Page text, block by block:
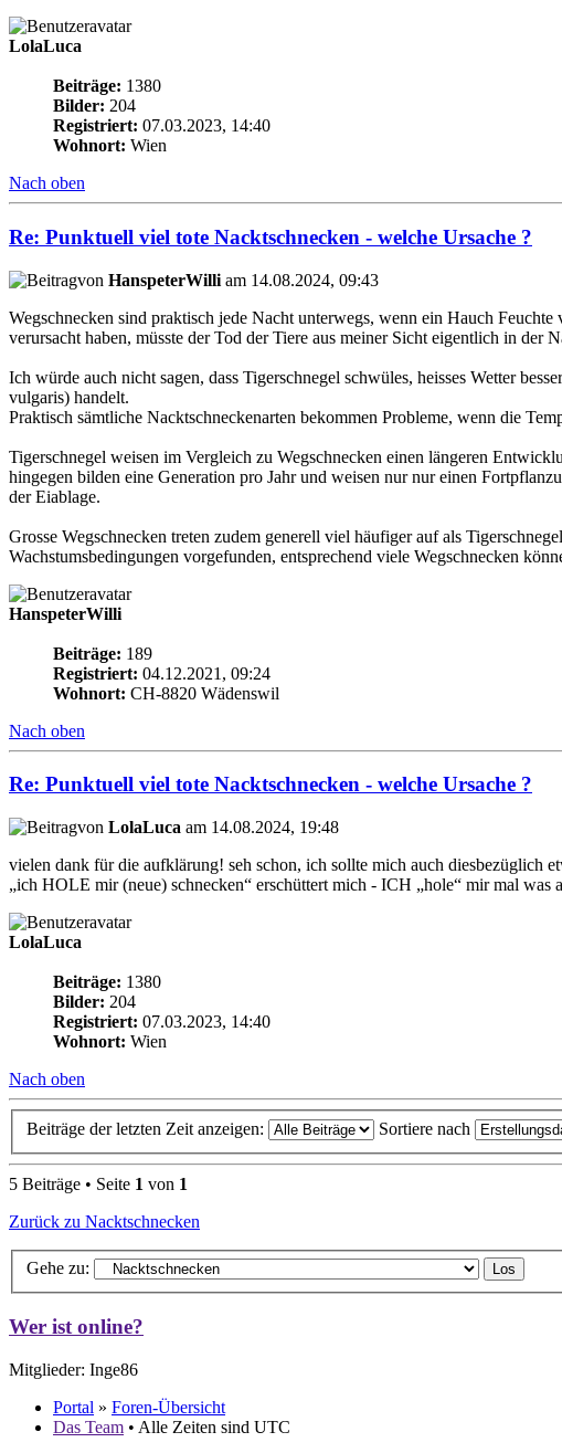
LolaLuca
Beiträge: 1380
Bilder: 204
Registriert: 07.03.2023, 14:40
Wohnort: Wien
Nach oben
Re: Punktuell viel tote Nacktschnecken - welche Ursache ?
von HanspeterWilli am 14.08.2024, 09:43
Wegschnecken sind praktisch jede Nacht unterwegs, wenn ein Hauch
verursacht haben, müsste der Tod der Tiere aus meiner Sicht eigentlich in der
Ich würde auch nicht sagen, dass Tigerschnegel schwüles, heisses Wetter
vulgaris) handelt.
Praktisch sämtliche Nacktschneckenarten bekommen Probleme, wenn die
Tigerschnegel weisen im Vergleich zu Wegschnecken einen längeren
hingegen bilden eine Generation pro Jahr und weisen nur nur einen
der Eiablage.
Grosse Wegschnecken treten zudem generell viel häufiger auf als
Wachstumsbedingungen vorgefunden, entsprechend viele Wegschnecken
HanspeterWilli
Beiträge: 189
Registriert: 04.12.2021, 09:24
Wohnort: CH-8820 Wädenswil
Nach oben
Re: Punktuell viel tote Nacktschnecken - welche Ursache ?
von LolaLuca am 14.08.2024, 19:48
vielen dank für die aufklärung! seh schon, ich sollte mich auch diesbezüglich
„ich HOLE mir (neue) schnecken“ erschüttert mich - ICH „hole“ mir mal was
LolaLuca
Beiträge: 1380
Bilder: 204
Registriert: 07.03.2023, 14:40
Wohnort: Wien
Nach oben
Beiträge der letzten Zeit anzeigen: Sortiere nach
5 Beiträge • Seite 1 von 1
Zurück zu Nacktschnecken
Gehe zu:
Wer ist online?
Mitglieder: Inge86
Portal » Foren-Übersicht
Das Team • Alle Zeiten sind UTC